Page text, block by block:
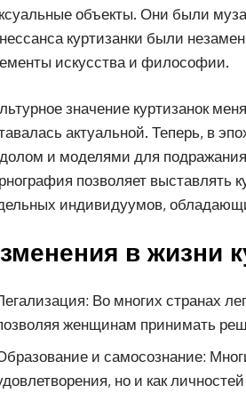
объекты. Они были
куртизанки были
искусства и философии.
значение куртизанок
актуальной. Теперь, в
и моделями для
позволяет выставлять
индивидуумов,
в жизни
Во многих странах
женщинам принимать
и самосознание:
но и как